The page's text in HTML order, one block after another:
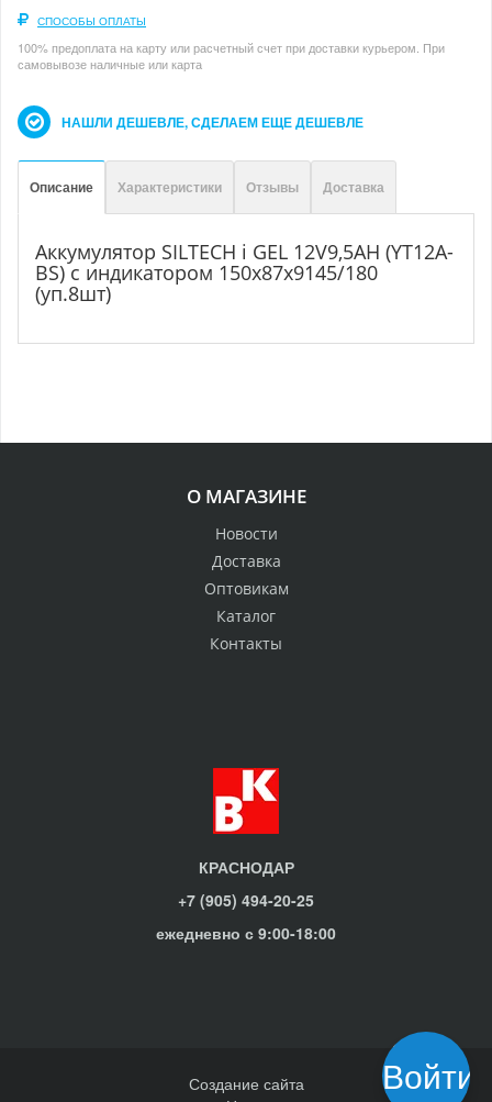
СПОСОБЫ ОПЛАТЫ
100% предоплата на карту или расчетный счет при доставки курьером. При
самовывозе наличные или карта
НАШЛИ ДЕШЕВЛЕ, СДЕЛАЕМ ЕЩЕ ДЕШЕВЛЕ
Описание Характеристики Отзывы Доставка
Аккумулятор SILTECH i GEL 12V9,5AH (YT12А-
BS) с индикатором 150х87х9145/180
(уп.8шт)
О МАГАЗИНЕ
Новости
Доставка
Оптовикам
Каталог
Контакты
КРАСНОДАР
+7 (905) 494-20-25
ежедневно с 9:00-18:00
Создание сайта
Войти